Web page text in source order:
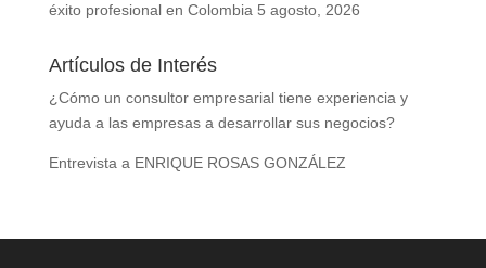
éxito profesional en Colombia 5 agosto, 2026
Artículos de Interés
¿Cómo un consultor empresarial tiene experiencia y
ayuda a las empresas a desarrollar sus negocios?
Entrevista a ENRIQUE ROSAS GONZÁLEZ